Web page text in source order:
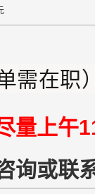
需在职
量上午
询或联